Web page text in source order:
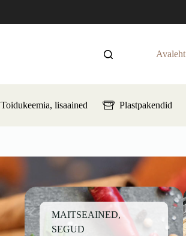
Avaleht
Toidukeemia, lisaained Plastpakendid
MAITSEAINED,
SEGUD